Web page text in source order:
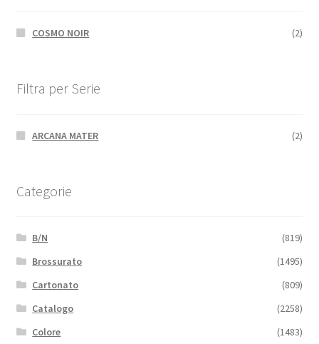
COSMO NOIR (2)
Filtra per Serie
ARCANA MATER (2)
Categorie
B/N
(819)
Brossurato
(1495)
Cartonato
(809)
Catalogo
(2258)
Colore
(1483)